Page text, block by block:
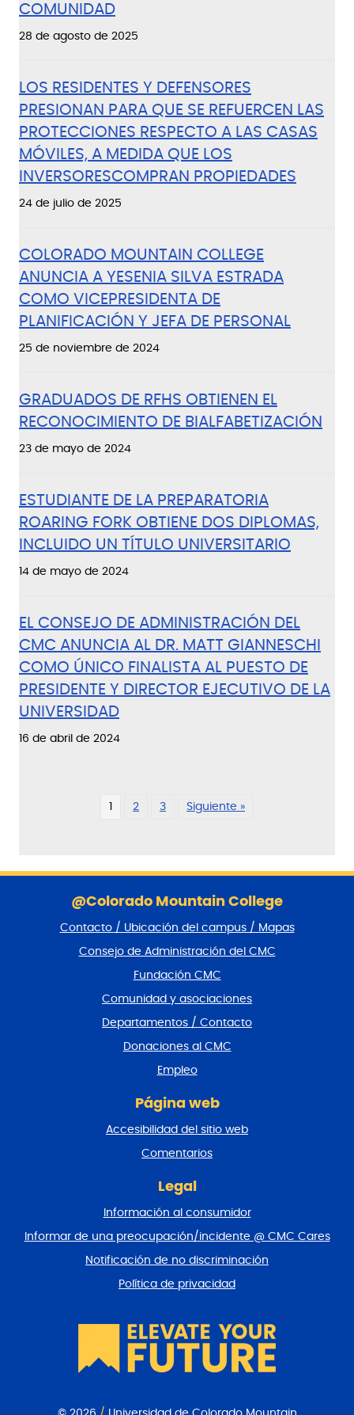
COMUNIDAD
28 de agosto de 2025
LOS RESIDENTES Y DEFENSORES
PRESIONAN PARA QUE SE REFUERCEN LAS
PROTECCIONES RESPECTO A LAS CASAS
MÓVILES, A MEDIDA QUE LOS
INVERSORESCOMPRAN PROPIEDADES
24 de julio de 2025
COLORADO MOUNTAIN COLLEGE
ANUNCIA A YESENIA SILVA ESTRADA
COMO VICEPRESIDENTA DE
PLANIFICACIÓN Y JEFA DE PERSONAL
25 de noviembre de 2024
GRADUADOS DE RFHS OBTIENEN EL
RECONOCIMIENTO DE BIALFABETIZACIÓN
23 de mayo de 2024
ESTUDIANTE DE LA PREPARATORIA
ROARING FORK OBTIENE DOS DIPLOMAS,
INCLUIDO UN TÍTULO UNIVERSITARIO
14 de mayo de 2024
EL CONSEJO DE ADMINISTRACIÓN DEL
CMC ANUNCIA AL DR. MATT GIANNESCHI
COMO ÚNICO FINALISTA AL PUESTO DE
PRESIDENTE Y DIRECTOR EJECUTIVO DE LA
UNIVERSIDAD
16 de abril de 2024
1 2 3 Siguiente »
@Colorado Mountain College
Contacto / Ubicación del campus / Mapas
Consejo de Administración del CMC
Fundación CMC
Comunidad y asociaciones
Departamentos / Contacto
Donaciones al CMC
Empleo
Página web
Accesibilidad del sitio web
Comentarios
Legal
Información al consumidor
Informar de una preocupación/incidente @ CMC Cares
Notificación de no discriminación
Política de privacidad